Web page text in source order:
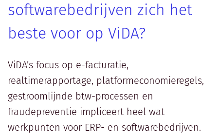
softwarebedrijven zich het
beste voor op ViDA?
ViDA’s focus op e-facturatie,
realtimerapportage, platformeconomieregels,
gestroomlijnde btw-processen en
fraudepreventie impliceert heel wat
werkpunten voor ERP- en softwarebedrijven.